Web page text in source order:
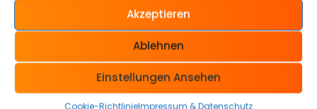
Akzeptieren
Ablehnen
Einstellungen Ansehen
Cookie-RichtlinieImpressum & Datenschutz
Skateboard